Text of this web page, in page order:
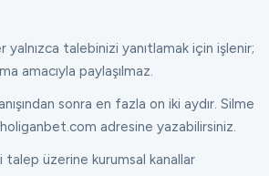
talebinizi yanıtlamak için işlenir;
amacıyla paylaşılmaz.
sonra en fazla on iki aydır. Silme
adresine yazabilirsiniz.
talep üzerine kurumsal kanallar